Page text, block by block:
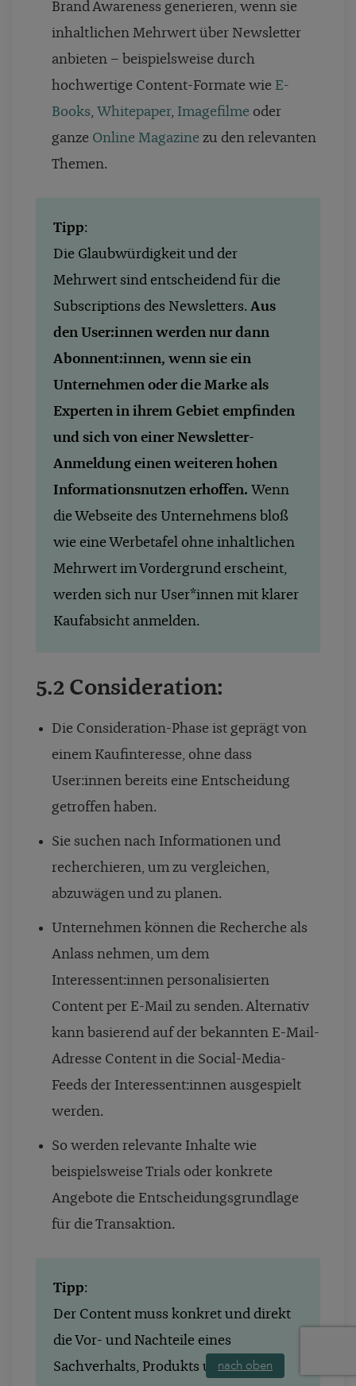
Brand Awareness generieren, wenn sie
inhaltlichen Mehrwert über Newsletter
anbieten – beispielsweise durch
hochwertige Content-Formate wie E-
Books Whitepaper, Imagefilme oder
ganze Online Magazine zu den relevanten
Themen.
Tipp:
Die Glaubwürdigkeit und der
Mehrwert sind entscheidend für die
Subscriptions des Newsletters. Aus
den User:innen werden nur dann
Abonnent:innen, wenn sie ein
Unternehmen oder die Marke als
Experten in ihrem Gebiet empfinden
und sich von einer Newsletter-
Anmeldung einen weiteren hohen
Informationsnutzen erhoffen. Wenn
die Webseite des Unternehmens bloß
wie eine Werbetafel ohne inhaltlichen
Mehrwert im Vordergrund erscheint,
werden sich nur User*innen mit klarer
Kaufabsicht anmelden.
5.2 Consideration:
Die Consideration-Phase ist geprägt von
einem Kaufinteresse, ohne dass
User:innen bereits eine Entscheidung
getroffen haben.
Sie suchen nach Informationen und
recherchieren, um zu vergleichen,
abzuwägen und zu planen.
Unternehmen können die Recherche als
Anlass nehmen, um dem
Interessent:innen personalisierten
Content per E-Mail zu senden. Alternativ
kann basierend auf der bekannten E-Mail-
Adresse Content in die Social-Media-
Feeds der Interessent:innen ausgespielt
werden.
So werden relevante Inhalte wie
beispielsweise Trials oder konkrete
Angebote die Entscheidungsgrundlage
für die Transaktion.
Tipp:
Der Content muss konkret und direkt
die Vor- und Nachteile eines
Sachverhalts, Produkts und einer
nach oben